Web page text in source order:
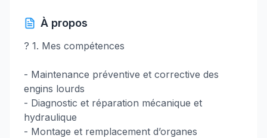
À propos
? 1. Mes compétences
- Maintenance préventive et corrective des
engins lourds
- Diagnostic et réparation mécanique et
hydraulique
- Montage et remplacement d’organes